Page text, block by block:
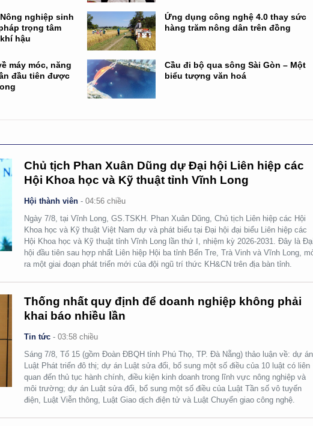
nghiệp sinh
trọng tâm
hậu
Ứng dụng công nghệ 4.0 thay sức
hàng trăm nông dân trên đồng
máy móc, năng
đầu tiên được
Cầu đi bộ qua sông Sài Gòn – Một
biểu tượng văn hoá
Chủ tịch Phan Xuân Dũng dự Đại hội Liên hiệp các
Hội Khoa học và Kỹ thuật tỉnh Vĩnh Long
Hội thành viên -04:56 chiều
Ngày 7/8, tại Vĩnh Long, GS.TSKH. Phan Xuân Dũng, Chủ tịch Liên hiệp các Hội
Khoa học và Kỹ thuật Việt Nam dự và phát biểu tại Đại hội đại biểu Liên hiệp các
Hội Khoa học và Kỹ thuật tỉnh Vĩnh Long lần thứ I, nhiệm kỳ 2026-2031. Đây là
hội đầu tiên sau hợp nhất Liên hiệp Hội ba tỉnh Bến Tre, Trà Vinh và Vĩnh Long,
ra một giai đoạn phát triển mới của đội ngũ trí thức KH&CN trên địa bàn tỉnh.
Thống nhất quy định để doanh nghiệp không phải
khai báo nhiều lần
Tin tức -03:58 chiều
Sáng 7/8, Tổ 15 (gồm Đoàn ĐBQH tỉnh Phú Thọ, TP. Đà Nẵng) thảo luận về: dự án
Luật Phát triển đô thị; dự án Luật sửa đổi, bổ sung một số điều của 10 luật có liên
quan đến thủ tục hành chính, điều kiện kinh doanh trong lĩnh vực nông nghiệp và
môi trường; dự án Luật sửa đổi, bổ sung một số điều của Luật Tần số vô tuyến
điện, Luật Viễn thông, Luật Giao dịch điện tử và Luật Chuyển giao công nghệ.